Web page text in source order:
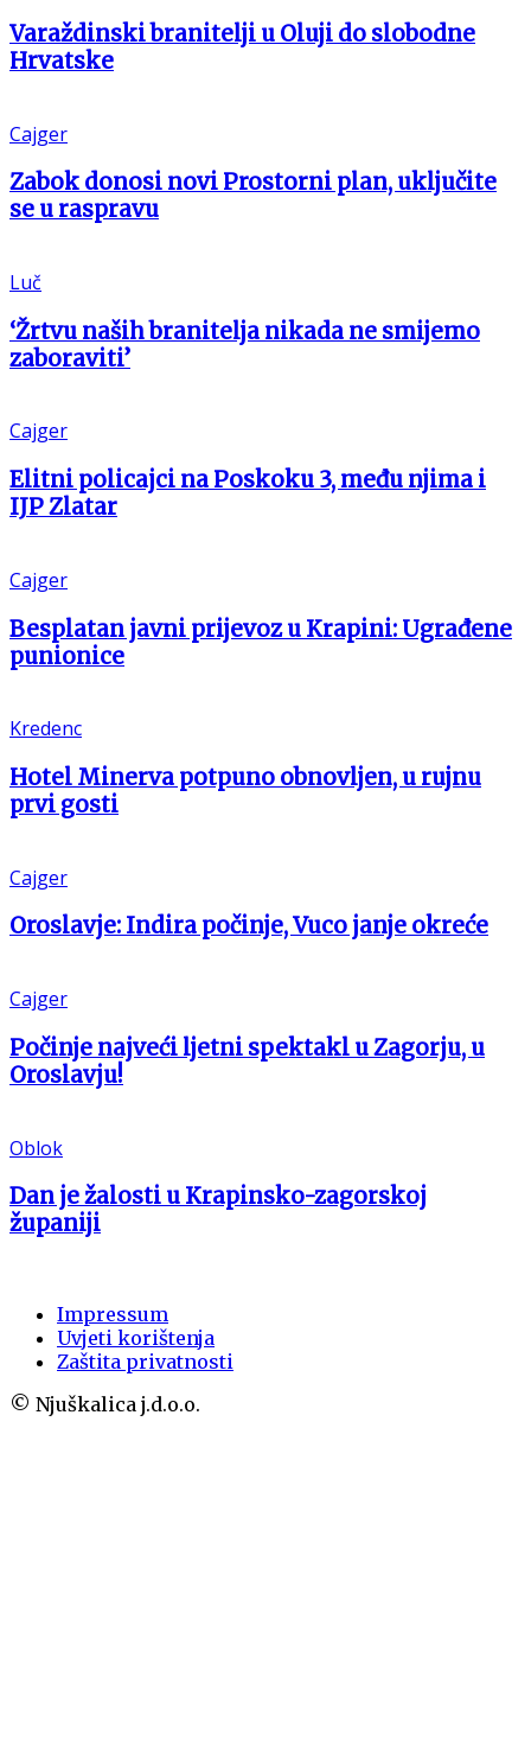
Varaždinski branitelji u Oluji do slobodne
Hrvatske
Cajger
Zabok donosi novi Prostorni plan, uključite
se u raspravu
Luč
‘Žrtvu naših branitelja nikada ne smijemo
zaboraviti’
Cajger
Elitni policajci na Poskoku 3, među njima i
IJP Zlatar
Cajger
Besplatan javni prijevoz u Krapini: Ugrađene
punionice
Kredenc
Hotel Minerva potpuno obnovljen, u rujnu
prvi gosti
Cajger
Oroslavje: Indira počinje, Vuco janje okreće
Cajger
Počinje najveći ljetni spektakl u Zagorju, u
Oroslavju!
Oblok
Dan je žalosti u Krapinsko-zagorskoj
županiji
Impressum
Uvjeti korištenja
Zaštita privatnosti
© Njuškalica j.d.o.o.